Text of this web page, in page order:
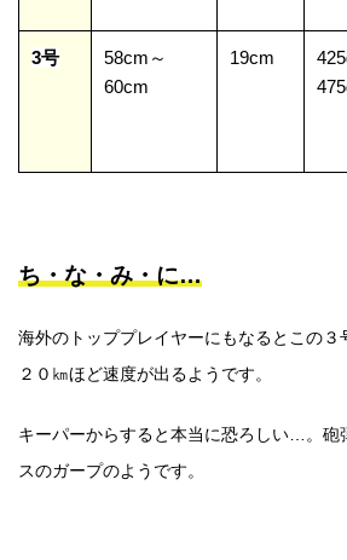
3号
58cm～
60cm
19cm
ち・な・み・に…
海外のトッププレイヤーにもなるとこの３
２０㎞ほど速度が出るようです。
キーパーからすると本当に恐ろしい…。
スのガープのようです。